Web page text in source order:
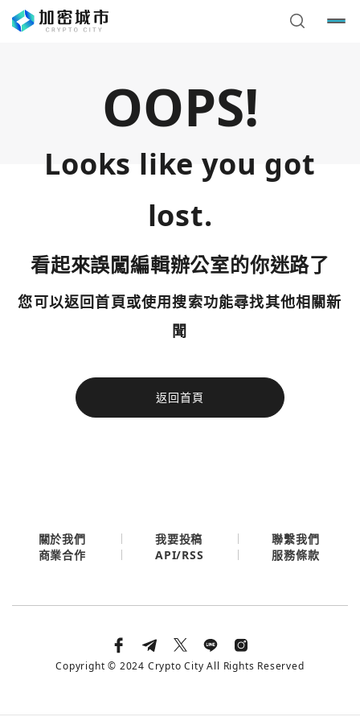
OOPS!
Looks like you got
lost.
看起來誤闖編輯辦公室的你迷路了
您可以返回首頁或使用搜索功能尋找其他相關新
聞
返回首頁
今日熱門
使用以下帳號繼續
您已閒置5分鐘，請點擊關閉按鈕或空白處，即可回到加密
今日熱門
關於我們 我要投稿
聯繫我們
商業合作
API/RSS 服務條款
Copyright © 2024 Crypto City All Rights Reserved